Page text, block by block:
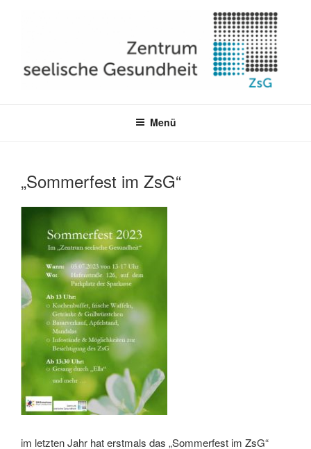
GESUNDHEIT BREMERHAVEN
Menü
„Sommerfest im ZsG“
im letzten Jahr hat erstmals das „Sommerfest im ZsG“